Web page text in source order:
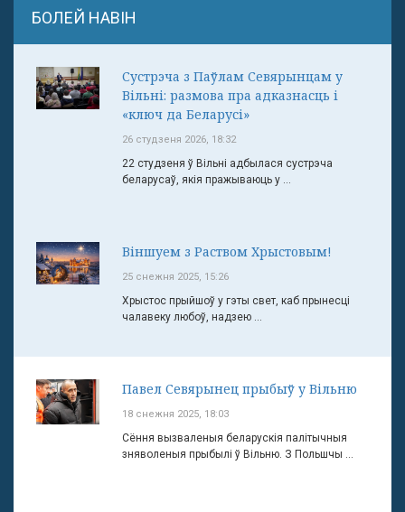
БОЛЕЙ НАВІН
Сустрэча з Паўлам Севярынцам у
Вільні: размова пра адказнасць і
«ключ да Беларусі»
26 студзеня 2026, 18:32
22 студзеня ў Вільні адбылася сустрэча
беларусаў, якія пражываюць у ...
Віншуем з Раством Хрыстовым!
25 снежня 2025, 15:26
Хрыстос прыйшоў у гэты свет, каб прынесці
чалавеку любоў, надзею ...
Павел Севярынец прыбыў у Вільню
18 снежня 2025, 18:03
Сёння вызваленыя беларускія палітычныя
зняволеныя прыбылі ў Вільню. З Польшчы ...